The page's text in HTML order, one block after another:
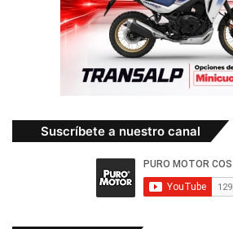
Suscríbete a nuestro canal